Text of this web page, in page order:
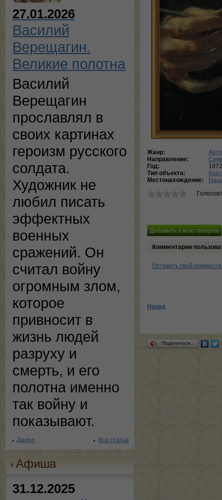
27.01.2026
Василий
Верещагин.
Великие полотна
Василий
Верещагин
прославлял в
своих картинах
героизм русского
солдата.
Художник не
любил писать
эффектных
военных
сражений. Он
считал войну
огромным злом,
которое
привносит в
жизнь людей
разруху и
смерть, и его
полотна именно
так войну и
показывают.
Далее Все статьи
Афиша
31.12.2025
Жанр:
Направление:
Год:
1872
Тип объекта:
Местонахождение:
Комментарии
Оставить свой
Назад
Поделиться…